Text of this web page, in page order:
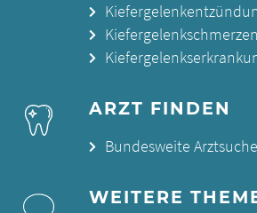
Kiefergelenkschmerzen
ARZT FINDEN
Bundesweite Arztsuche
WEITERE